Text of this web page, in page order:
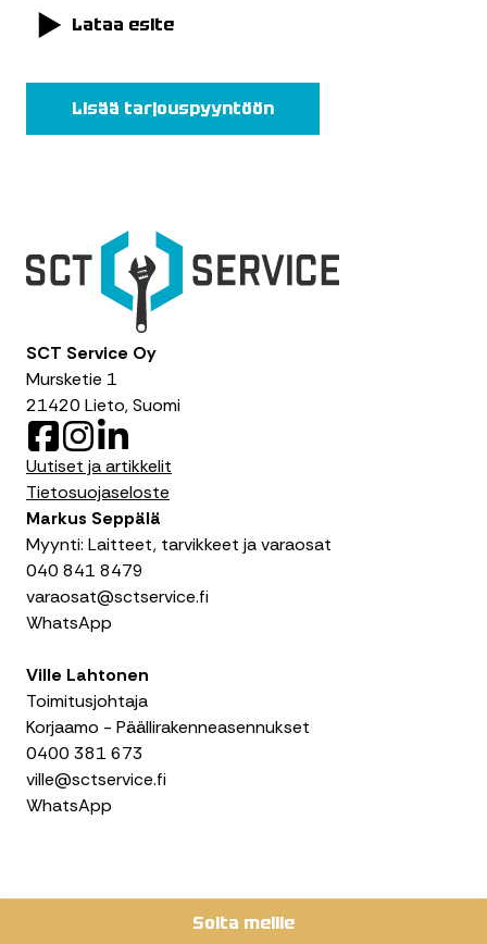
Lataa esite
Lisää tarjouspyyntöön
SCT Service Oy
Mursketie 1
21420 Lieto, Suomi
F
a
e
o
k
n
s
t
g
r
a
m
i
n
k
d
Uutiset ja artikkelit
Tietosuojaseloste
Markus Seppälä
Myynti: Laitteet, tarvikkeet ja varaosat
040 841 8479
varaosat@sctservice.fi
WhatsApp
Ville Lahtonen
Toimitusjohtaja
Korjaamo - Päällirakenneasennukset
0400 381 673
ville@sctservice.fi
WhatsApp
Soita meille